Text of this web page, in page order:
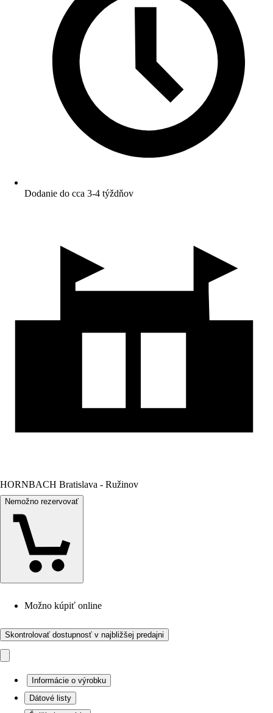
Dodanie do cca 3-4 týždňov
HORNBACH Bratislava - Ružinov
Nemožno rezervovať
Možno kúpiť online
Skontrolovať dostupnosť v najbližšej predajni
Informácie o výrobku
Dátové listy